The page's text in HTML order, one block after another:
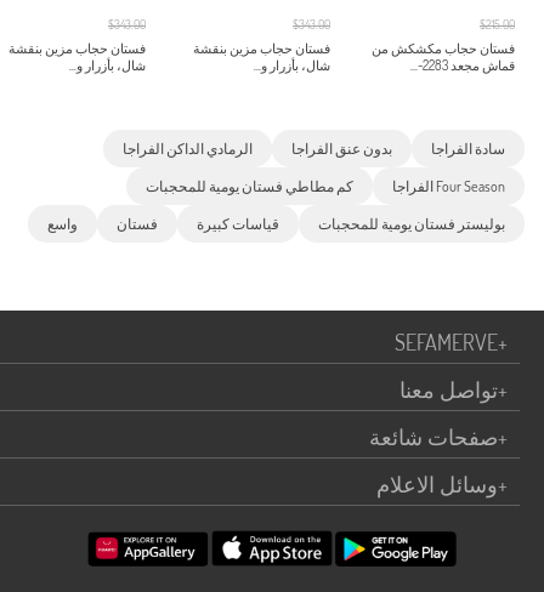
$215.00
فستان حجاب مكشكش من
قماش مجعد 2283-...
$343.00
فستان حجاب مزين بنقشة
شال، بأزرار و...
$343.00
فستان حجاب مزين بنقشة
شال، بأزرار و...
سادة الفراجا بدون عنق الفراجا الرمادي الداكن الفراجا
Four Season الفراجا كم مطاطي فستان يومية للمحجبات
بوليستر فستان يومية للمحجبات قياسات كبيرة فستان واسع
SEFAMERVE+
تواصل معنا+
صفحات شائعة+
وسائل الاعلام+